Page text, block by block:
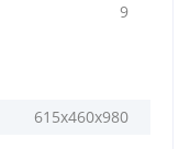
9
615x460x980